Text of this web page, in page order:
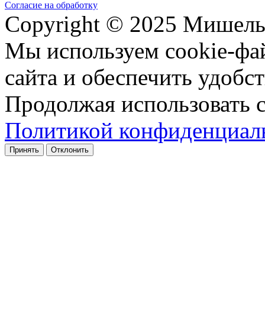
Согласие на обработку
Copyright © 2025
Мы используем cookie-
сайта и обеспечить
Продолжая использовать
Политикой
Принять Отклонить